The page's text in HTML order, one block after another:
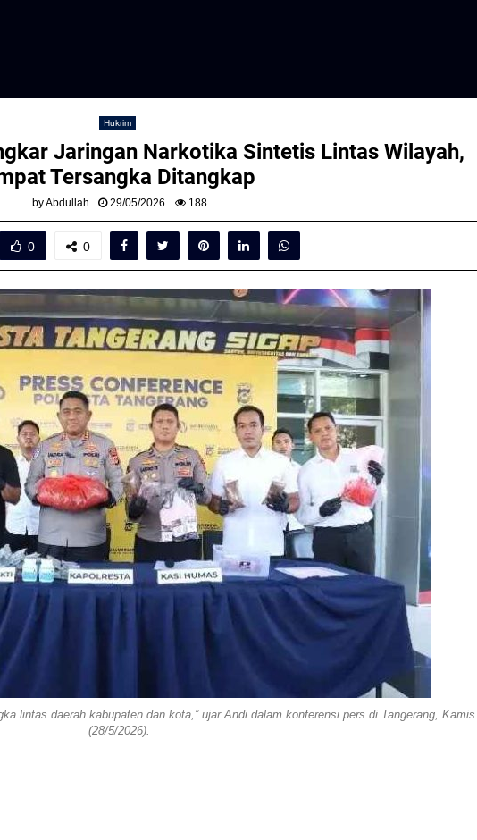
Hukrim
Jaringan Narkotika Sintetis Lintas Wilayah,
Tersangka Ditangkap
byAbdullah 29/05/2026 188
0 0
lintas daerah kabupaten dan kota,” ujar Andi dalam konferensi pers di Tangerang, Kamis
(28/5/2026).